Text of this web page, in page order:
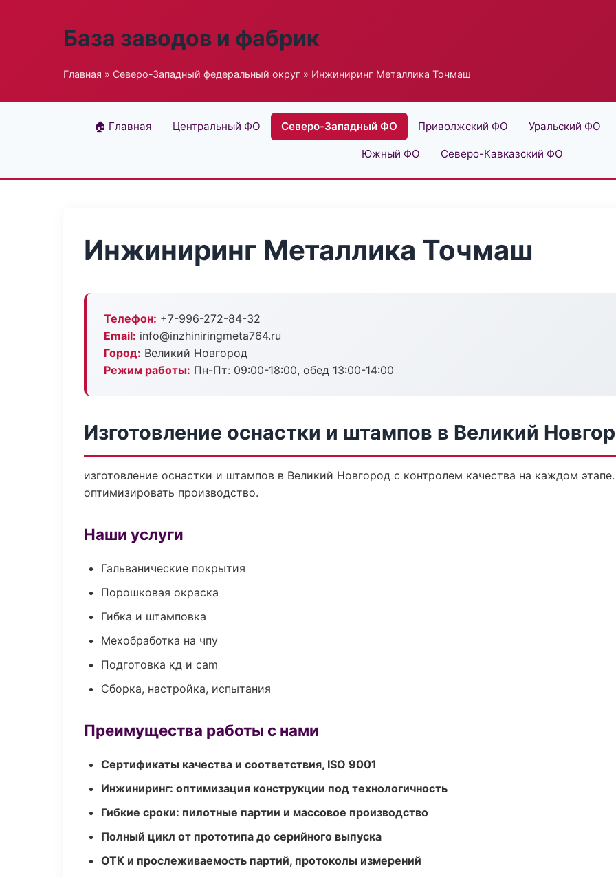
База заводов и фабрик
Главная » Северо-Западный федеральный округ » Инжиниринг Металлика Точмаш
🏠 Главная Центральный ФО Северо-Западный ФО Приволжский ФО Уральский ФО
Южный ФО Северо-Кавказский ФО
Инжиниринг Металлика Точмаш
Телефон: +7-996-272-84-32
Email: info@inzhiniringmeta764.ru
Город: Великий Новгород
Режим работы: Пн-Пт: 09:00-18:00, обед 13:00-14:00
Изготовление оснастки и штампов в Великий
изготовление оснастки и штампов в Великий Новгород с контролем качества на каждом
оптимизировать производство.
Наши услуги
Гальванические покрытия
Порошковая окраска
Гибка и штамповка
Мехобработка на чпу
Подготовка кд и cam
Сборка, настройка, испытания
Преимущества работы с нами
Сертификаты качества и соответствия, ISO 9001
Инжиниринг: оптимизация конструкции под технологичность
Гибкие сроки: пилотные партии и массовое производство
Полный цикл от прототипа до серийного выпуска
ОТК и прослеживаемость партий, протоколы измерений